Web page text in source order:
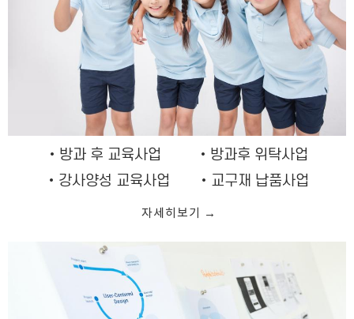
•방과 후 교육사업 •방과후 위탁사업
•강사양성 교육사업 •교구재 납품사업
자세히보기 →